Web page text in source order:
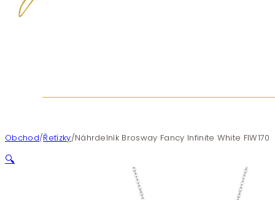
Obchod/Řetízky/Náhrdelník Brosway Fancy Infinite White FIW170
🔍